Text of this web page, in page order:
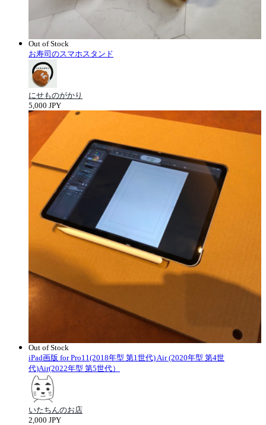
Out of Stock
お寿司のスマホスタンド
にせものがかり
5,000 JPY
Out of Stock
iPad画版 for Pro11(2018年型 第1世代) Air (2020年型 第4世
代)Air(2022年型 第5世代）
いたちんのお店
2,000 JPY